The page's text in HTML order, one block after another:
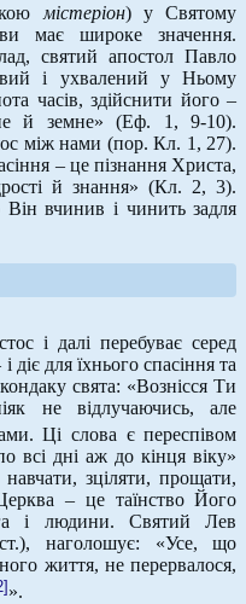
містеріон) у Святому
має широке значення.
святий апостол Павло
і ухвалений у Ньому
часів, здійснити його –
й земне» (Еф. 1, 9-10).
між нами (пор. Кл. 1, 27).
– це пізнання Христа,
й знання» (Кл. 2, 3).
вчинив і чинить задля
і далі перебуває серед
діє для їхнього спасіння та
свята: «Вознісся Ти
не відлучаючись, але
Ці слова є переспівом
всі дні аж до кінця віку»
зціляти, прощати,
– це таїнство Його
і людини. Святий Лев
наголошує: «Усе, що
життя, не перервалося,
».